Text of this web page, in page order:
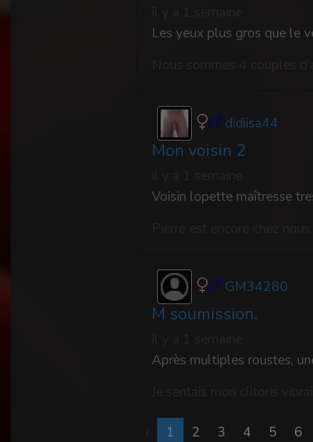
Les yeux plus gros que le
didiisa44
Mon voisin 2
Voisin lopette maîtresse
GM34280
M soumission.
Après multiples roustes,
1 2 3 4 5 6